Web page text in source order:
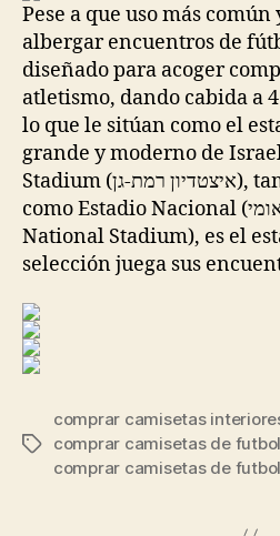
Pese a que uso más
albergar encuentros de
diseñado para acoger
atletismo, dando cabida a
lo que le sitúan como el
grande y moderno de
Stadium (איצטדיון רמת-גן), también conocido
como Estadio Nacional (האצטדיון הלאומי, The
National Stadium), es el
selección juega sus
Etiquetas
comprar camisetas
comprar camisetas de
comprar camisetas de futbol